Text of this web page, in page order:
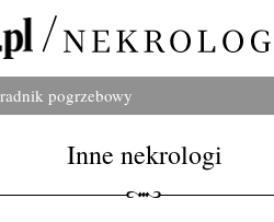
pogrzebowy
Inne nekrologi